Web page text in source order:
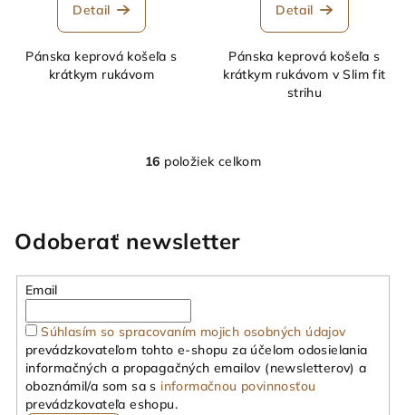
Detail
Pánska keprová košeľa s
krátkym rukávom
Detail
Pánska keprová košeľa s
krátkym rukávom v Slim fit
strihu
O
á
d
a
e
p
r
16 položiek celkom
Odoberať newsletter
Email
Súhlasím so spracovaním mojich osobných údajov
prevádzkovateľom tohto e-shopu za účelom odosielania
informačných a propagačných emailov (newsletterov) a
oboznámil/a som sa s informačnou povinnosťou
prevádzkovateľa eshopu.